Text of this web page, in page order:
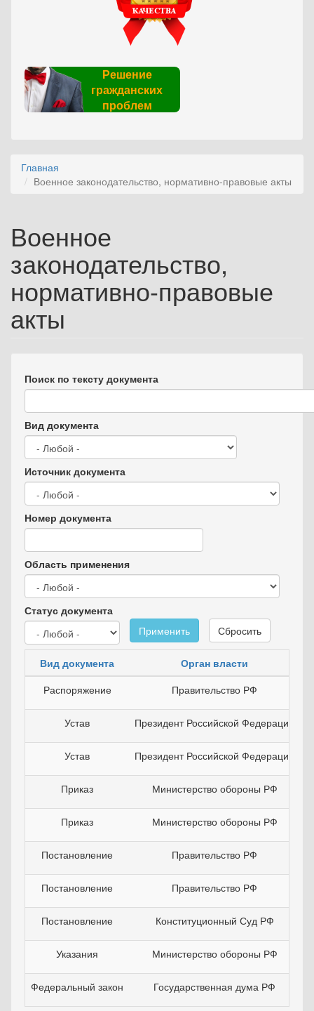
Решение
гражданских
проблем
Главная
Военное законодательство, нормативно-правовые акты
Военное
законодательство,
нормативно-правовые
акты
Поиск по тексту документа
Вид документа
Источник документа
Номер документа
Область применения
Статус документа
Применить
Сбросить
Вид документа Орган власти
Распоряжение
Правительство РФ
Устав Президент Российской Федерации
Устав Президент Российской Федерации
Приказ Министерство обороны РФ
Приказ Министерство обороны РФ
Постановление Правительство РФ
Постановление Правительство РФ
Постановление Конституционный Суд РФ
Указания Министерство обороны РФ
Федеральный закон Государственная дума РФ